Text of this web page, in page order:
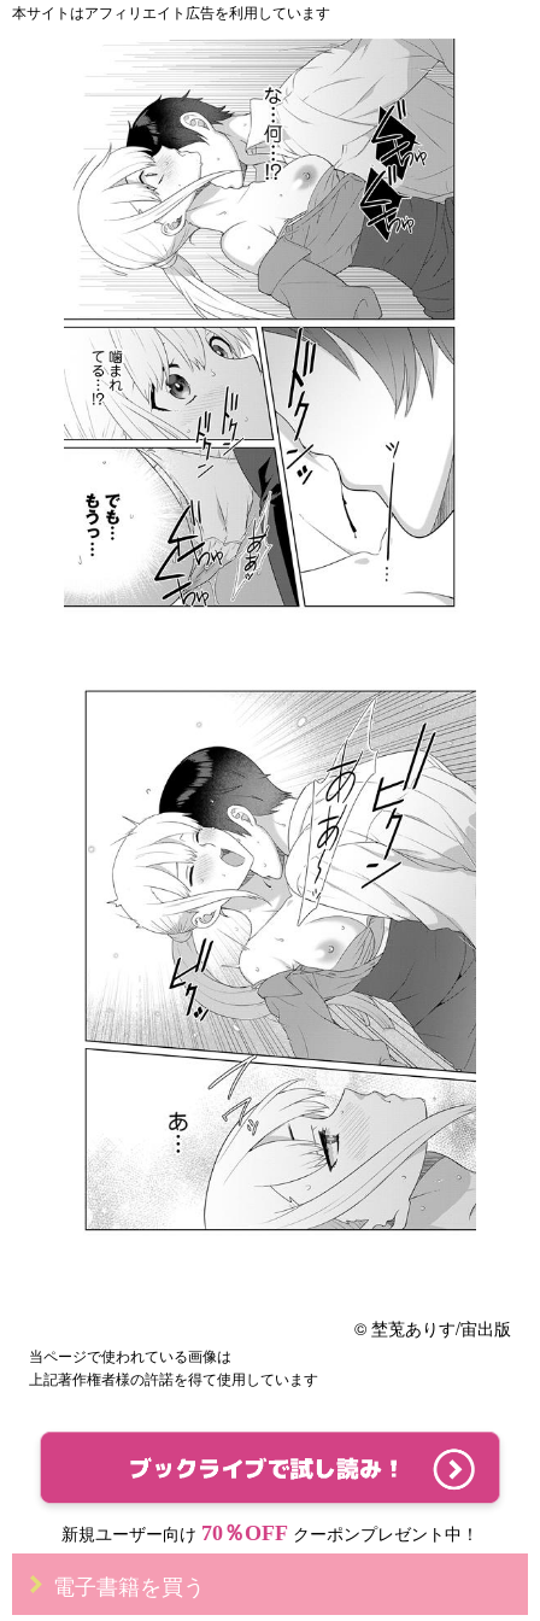
本サイトはアフィリエイト広告を利用しています
© 埜莵ありす/宙出版
当ページで使われている画像は
上記著作権者様の許諾を得て使用しています
新規ユーザー向け 70％OFF クーポンプレゼント中！
電子書籍を買う